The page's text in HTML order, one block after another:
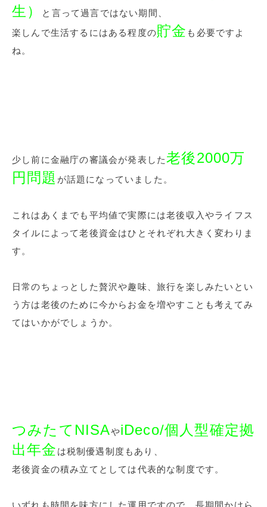
生）
と言って過言ではない期間、
楽しんで生活するにはある程度の貯金 も必要ですよ
ね。
少し前に金融庁の審議会が発表した老後2000万
円問題 が話題になっていました。
これはあくまでも平均値で実際には老後収入やライフス
タイルによって老後資金はひとそれぞれ大きく変わりま
す。
日常のちょっとした贅沢や趣味、旅行を楽しみたいとい
う方は老後のために今からお金を増やすことも考えてみ
てはいかがでしょうか。
つみたてNISAやiDeco/個人型確定拠
出年金 は税制優遇制度もあり、
老後資金の積み立てとしては代表的な制度です。
いずれも時間を味方にした運用ですので、長期間かけら